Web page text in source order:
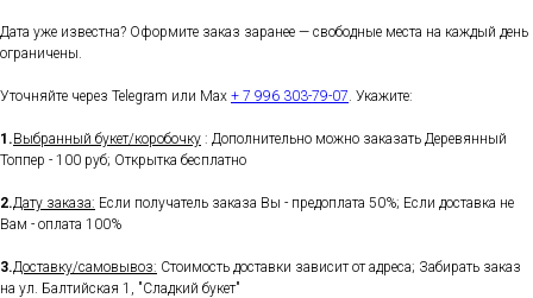
Дата уже известна? Оформите заказ заранее — свободные места на каждый день
ограничены.
Уточняйте через Telegram или Max + 7 996 303-79-07. Укажите:
1.Выбранный букет/коробочку : Дополнительно можно заказать Деревянный
Топпер - 100 руб; Открытка бесплатно
2.Дату заказа: Если получатель заказа Вы - предоплата 50%; Если доставка не
Вам - оплата 100%
3.Доставку/самовывоз: Стоимость доставки зависит от адреса; Забирать заказ
на ул. Балтийская 1, "Сладкий букет"